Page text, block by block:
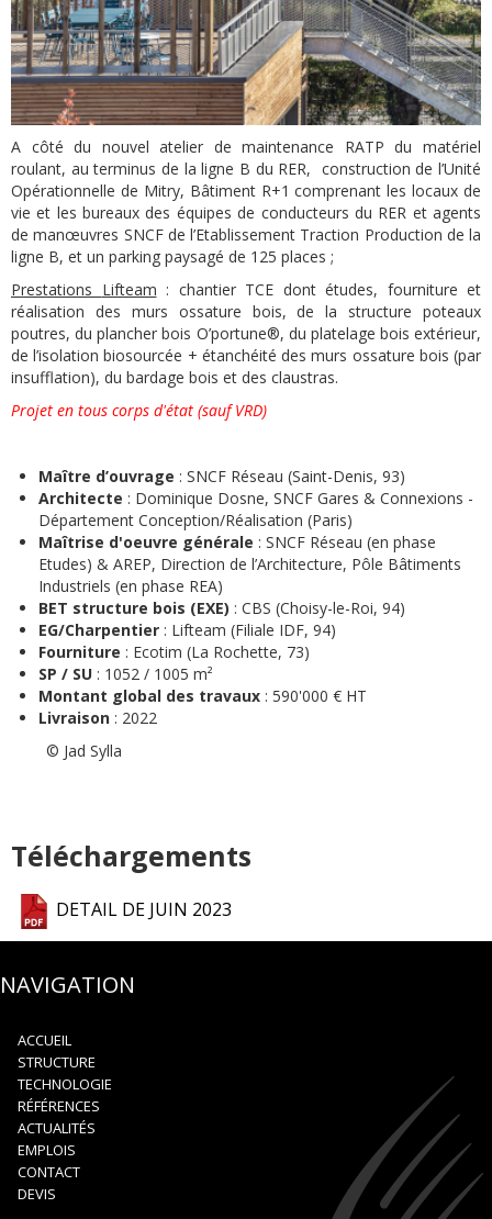
A côté du nouvel atelier de maintenance RATP du matériel
roulant, au terminus de la ligne B du RER, construction de l’Unité
Opérationnelle de Mitry, Bâtiment R+1 comprenant les locaux de
vie et les bureaux des équipes de conducteurs du RER et agents
de manœuvres SNCF de l’Etablissement Traction Production de la
ligne B, et un parking paysagé de 125 places ;
Prestations Lifteam : chantier TCE dont études, fourniture et
réalisation des murs ossature bois, de la structure poteaux
poutres, du plancher bois O’portune®, du platelage bois extérieur,
de l’isolation biosourcée + étanchéité des murs ossature bois (par
insufflation), du bardage bois et des claustras.
Projet en tous corps d'état (sauf VRD)
Maître d’ouvrage : SNCF Réseau (Saint-Denis, 93)
Architecte : Dominique Dosne, SNCF Gares & Connexions -
Département Conception/Réalisation (Paris)
Maîtrise d'oeuvre générale : SNCF Réseau (en phase
Etudes) & AREP, Direction de l’Architecture, Pôle Bâtiments
Industriels (en phase REA)
BET structure bois (EXE) : CBS (Choisy-le-Roi, 94)
EG/Charpentier : Lifteam (Filiale IDF, 94)
Fourniture : Ecotim (La Rochette, 73)
SP / SU : 1052 / 1005 m²
Montant global des travaux : 590'000 € HT
Livraison : 2022
© Jad Sylla
Téléchargements
DETAIL DE JUIN 2023
NAVIGATION
ACCUEIL
STRUCTURE
TECHNOLOGIE
RÉFÉRENCES
ACTUALITÉS
EMPLOIS
CONTACT
DEVIS